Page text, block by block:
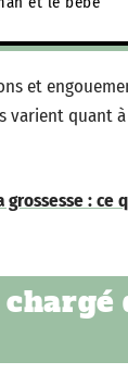
et
varient quant
: ce